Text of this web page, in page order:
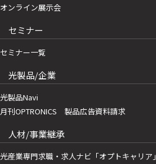
オンライン展示会
セミナー
セミナー一覧
光製品/企業
光製品Navi
月刊OPTRONICS 製品広告資料請求
人材/事業継承
光産業専門求職・求人ナビ「オプトキャリア」